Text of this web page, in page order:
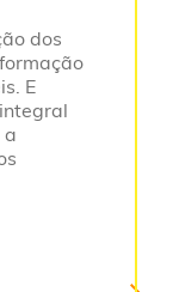
dos
E
a